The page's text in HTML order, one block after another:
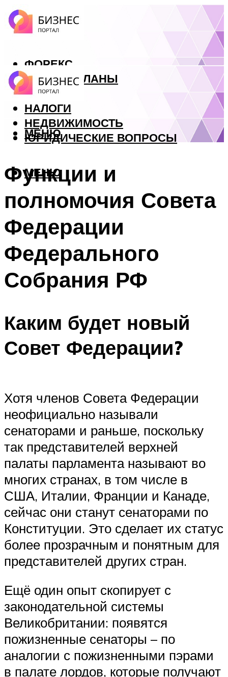
ФОРЕКС
БИЗНЕС ПЛАНЫ
КРЕДИТЫ
НАЛОГИ
НЕДВИЖИМОСТЬ
ЮРИДИЧЕСКИЕ ВОПРОСЫ
МЕНЮ
МЕНЮ
Функции и
полномочия Совета
Федерации
Федерального
Собрания РФ
Каким будет новый
Совет Федерации?
Хотя членов Совета Федерации
неофициально называли
сенаторами и раньше, поскольку
так представителей верхней
палаты парламента называют во
многих странах, в том числе в
США, Италии, Франции и Канаде,
сейчас они станут сенаторами по
Конституции. Это сделает их статус
более прозрачным и понятным для
представителей других стран.
Ещё один опыт скопирует с
законодательной системы
Великобритании: появятся
пожизненные сенаторы – по
аналогии с пожизненными пэрами
в палате лордов, которые получают